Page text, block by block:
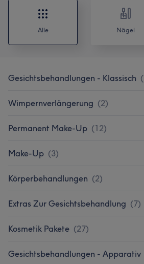
Alle Nägel
Gesichtsbehandlungen - Klassisch (
Wimpernverlängerung (2)
Permanent Make-Up (12)
Make-Up (3)
Körperbehandlungen (2)
Extras Zur Gesichtsbehandlung (7)
Kosmetik Pakete (27)
Gesichtsbehandlungen - Apparativ